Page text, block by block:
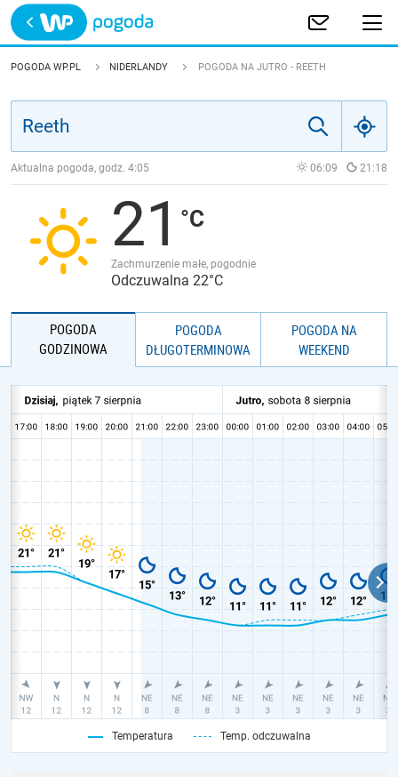
Trwa ładowanie
POLSKA
JAKOŚĆ POWIETRZA
POGODA WP.PL NIDERLANDY POGODA NA JUTRO - REETH
Aktualna pogoda, godz. 4:05 06:09 21:18
21
Zachmurzenie małe, pogodnie
Odczuwalna 22°C
POGODA
GODZINOWA
POGODA
DŁUGOTERMINOWA
POGODA NA
WEEKEND
Temperatura Temp. odczuwalna